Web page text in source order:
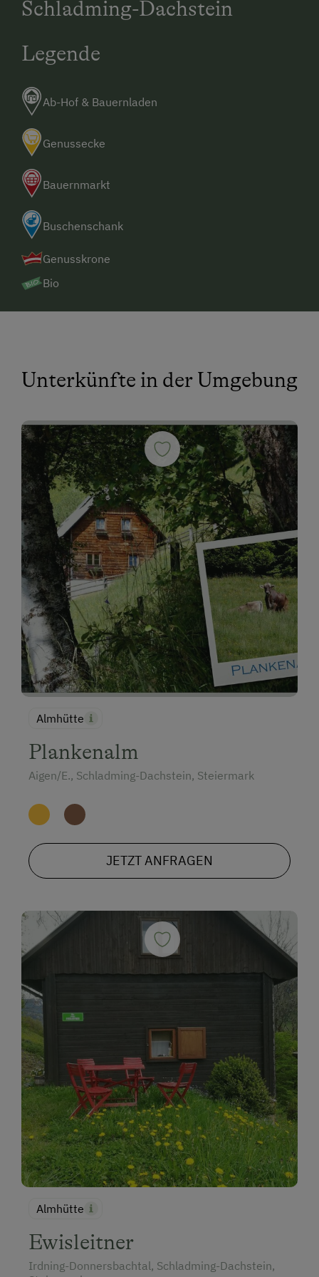
Schladming-Dachstein
Legende
Ab-Hof & Bauernladen
Genussecke
Bauernmarkt
Buschenschank
Genusskrone
Bio
Unterkünfte in der Umgebung
Almhütte
Plankenalm
Aigen/E., Schladming-Dachstein, Steiermark
JETZT ANFRAGEN
Almhütte
Ewisleitner
Irdning-Donnersbachtal, Schladming-Dachstein,